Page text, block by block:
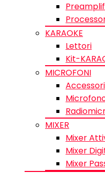
KARAOKE
Lettori
Kit-
MICROFONI
MIXER
Mixer
Mixer
Mixer